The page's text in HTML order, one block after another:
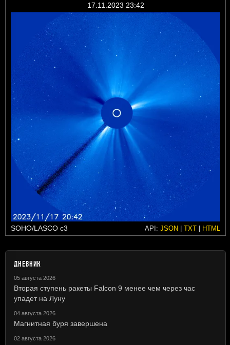
17.11.2023 23:42
SOHO/LASCO c3 API: JSON | TXT | HTML
ДНЕВНИК
05 августа 2026
Вторая ступень ракеты Falcon 9 менее чем через час
упадет на Луну
04 августа 2026
Магнитная буря завершена
02 августа 2026